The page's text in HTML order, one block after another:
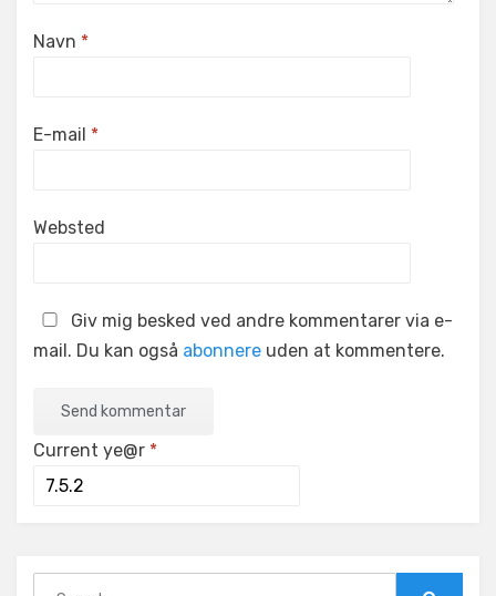
Navn *
E-mail *
Websted
Giv mig besked ved andre kommentarer via e-
mail. Du kan også abonnere uden at kommentere.
Current ye@r *